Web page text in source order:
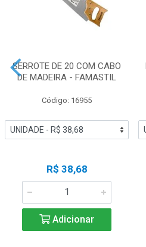
SERROTE DE 20 COM CABO
DE MADEIRA - FAMASTIL
Código: 16955
R$ 38,68
Adicionar